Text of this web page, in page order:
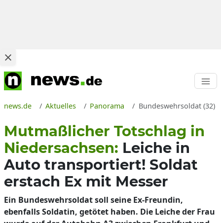
news.de Aktuelles Panorama Bundeswehrsoldat (32)
Mutmaßlicher Totschlag in
Niedersachsen: Leiche in
Auto transportiert! Soldat
erstach Ex mit Messer
Ein Bundeswehrsoldat soll seine Ex-Freundin,
ebenfalls Soldatin, getötet haben. Die Leiche der Frau